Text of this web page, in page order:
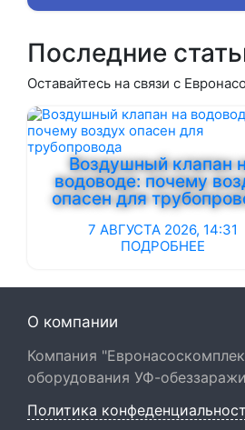
Последние
Оставайтесь на связи с
Воздушный клапан
водоводе: почему
опасен для
7 АВГУСТА 2026, 14:31
ПОДРОБНЕЕ
О компании
Компания
оборудования УФ-
Политика